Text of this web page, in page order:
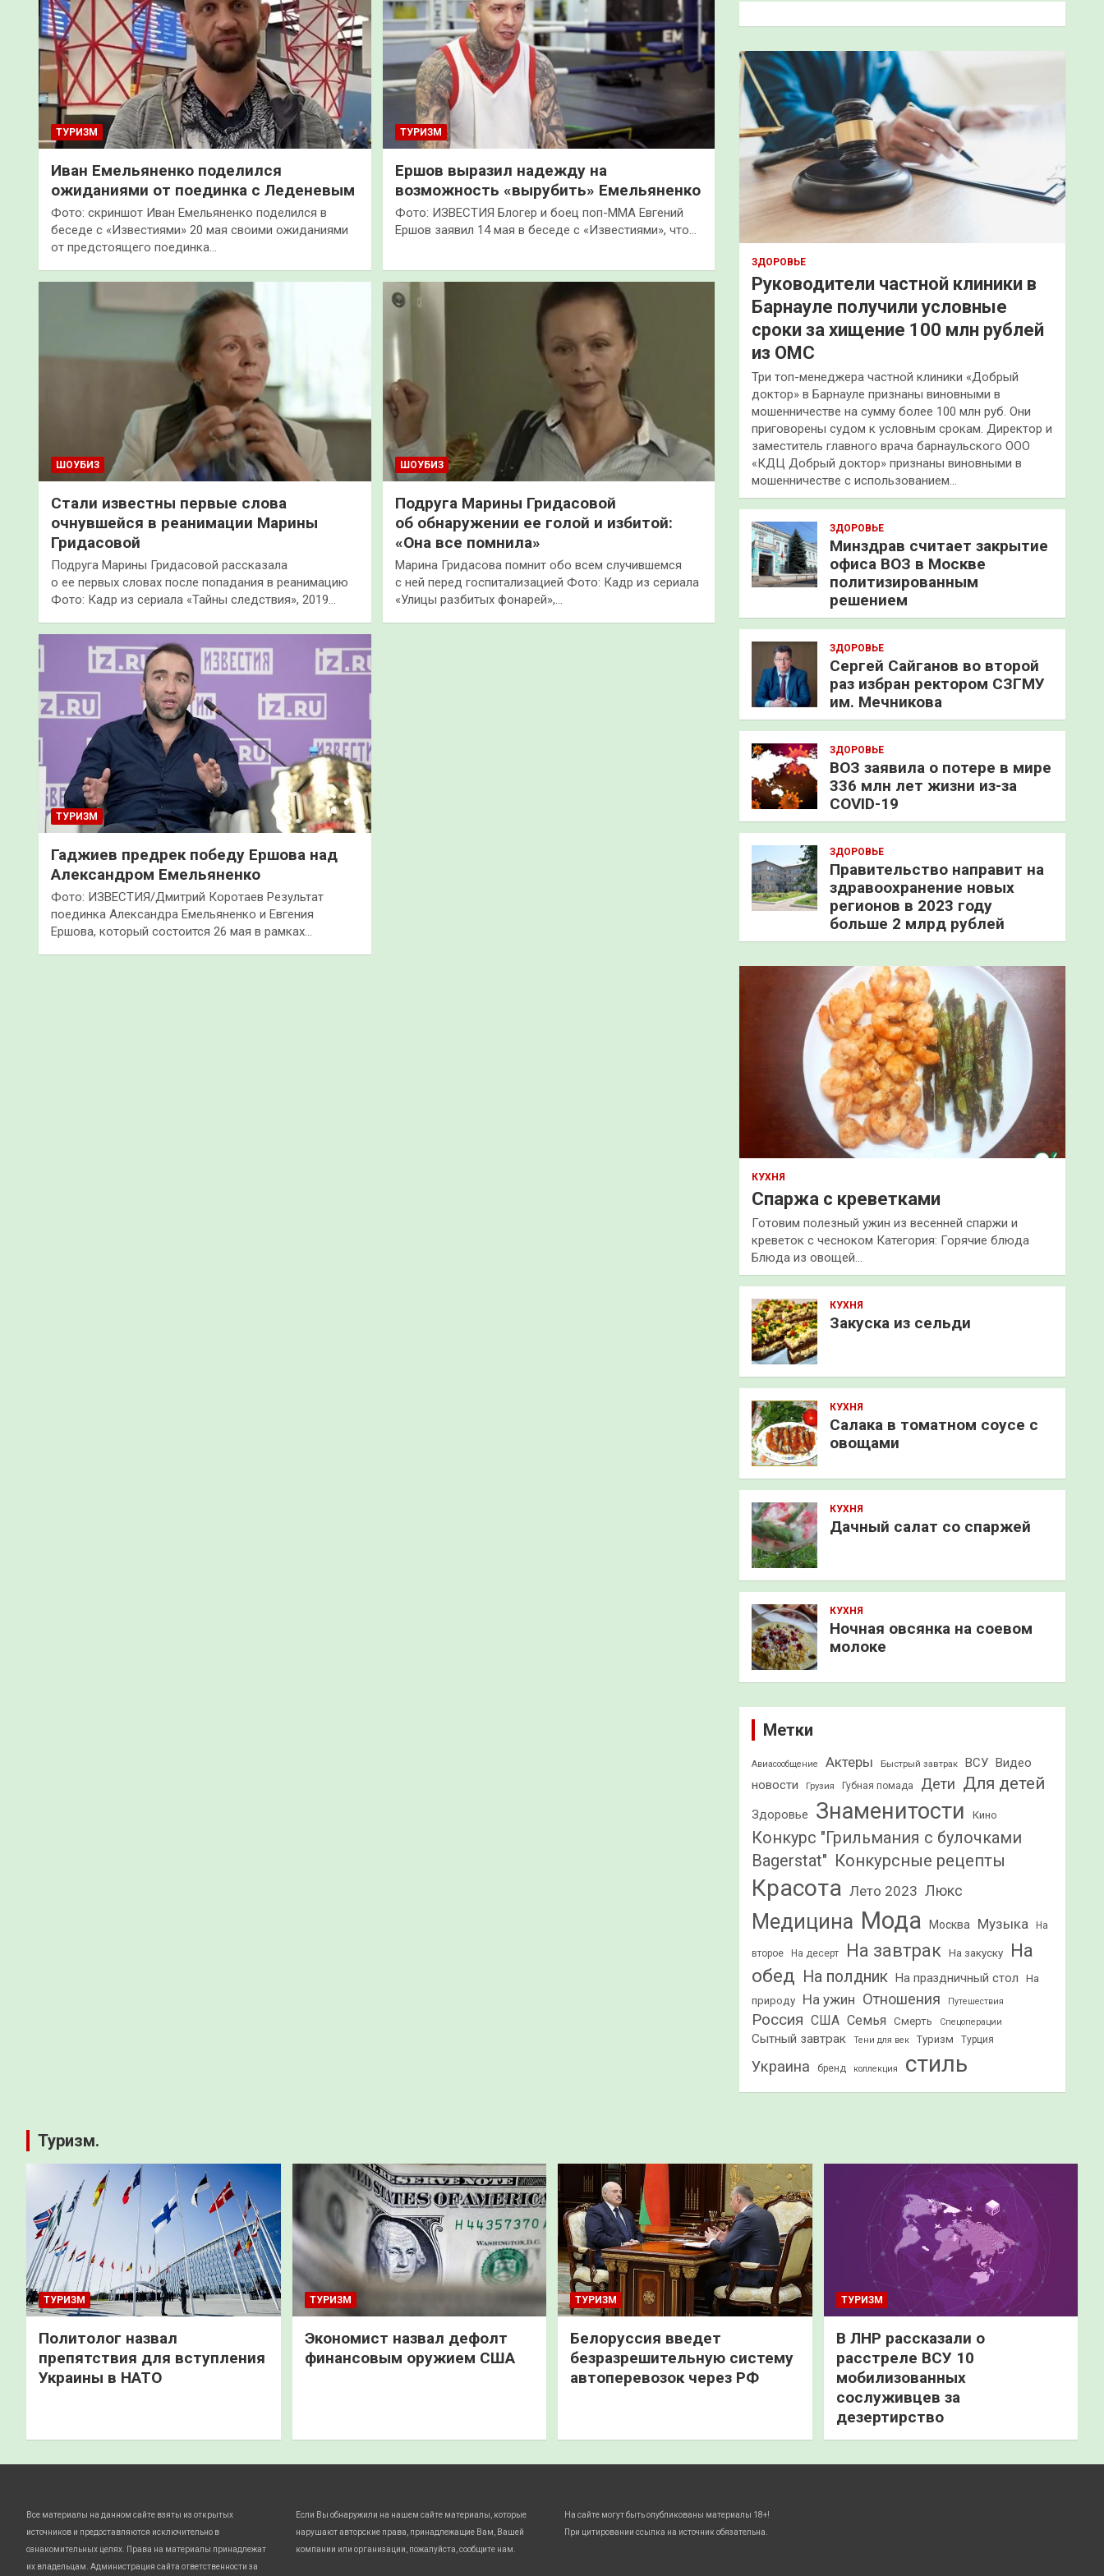
ТУРИЗМ
Иван Емельяненко поделился
ожиданиями от поединка с Леденевым
Фото: скриншот Иван Емельяненко поделился в
беседе с «Известиями» 20 мая своими ожиданиями
от предстоящего поединка…
ТУРИЗМ
Ершов выразил надежду на
возможность «вырубить» Емельяненко
Фото: ИЗВЕСТИЯ Блогер и боец поп-ММА Евгений
Ершов заявил 14 мая в беседе с «Известиями», что…
ШОУБИЗ
Стали известны первые слова
очнувшейся в реанимации Марины
Гридасовой
Подруга Марины Гридасовой рассказала
о ее первых словах после попадания в реанимацию
Фото: Кадр из сериала «Тайны следствия», 2019…
ШОУБИЗ
Подруга Марины Гридасовой
об обнаружении ее голой и избитой:
«Она все помнила»
Марина Гридасова помнит обо всем случившемся
с ней перед госпитализацией Фото: Кадр из сериала
«Улицы разбитых фонарей»,…
ТУРИЗМ
Гаджиев предрек победу Ершова над
Александром Емельяненко
Фото: ИЗВЕСТИЯ/Дмитрий Коротаев Результат
поединка Александра Емельяненко и Евгения
Ершова, который состоится 26 мая в рамках…
к
ЗДОРОВЬЕ
Руководители частной клиники в
Барнауле получили условные
сроки за хищение 100 млн рублей
из ОМС
Три топ-менеджера частной клиники «Добрый
доктор» в Барнауле признаны виновными в
мошенничестве на сумму более 100 млн руб. Они
приговорены судом к условным срокам. Директор и
заместитель главного врача барнаульского ООО
«КДЦ Добрый доктор» признаны виновными в
мошенничестве с использованием…
ЗДОРОВЬЕ
Минздрав считает закрытие
офиса ВОЗ в Москве
политизированным
решением
ЗДОРОВЬЕ
Сергей Сайганов во второй
раз избран ректором СЗГМУ
им. Мечникова
ЗДОРОВЬЕ
ВОЗ заявила о потере в мире
336 млн лет жизни из-за
COVID-19
ЗДОРОВЬЕ
Правительство направит на
здравоохранение новых
регионов в 2023 году
больше 2 млрд рублей
КУХНЯ
Спаржа с креветками
Готовим полезный ужин из весенней спаржи и
креветок с чесноком Категория: Горячие блюда
Блюда из овощей…
КУХНЯ
Закуска из сельди
КУХНЯ
Салака в томатном соусе с
овощами
КУХНЯ
Дачный салат со спаржей
КУХНЯ
Ночная овсянка на соевом
молоке
Метки
Авиасообщение Актеры Быстрый завтрак ВСУ Видео
новости
Грузия Губная помада Дети Для детей
Здоровье Знаменитости Кино
Конкурс "Грильмания с булочками
Bagerstat" Конкурсные рецепты
Красота Лето 2023 Люкс
Медицина Мода Москва Музыка На
второе На десерт На завтрак На закуску
На
обед На полдник На праздничный стол
На
природу
На ужин Отношения Путешествия
Россия США Семья Смерть Спецоперации
Сытный завтрак Тени для век Туризм Турция
Украина бренд коллекция стиль
Туризм.
ТУРИЗМ
Политолог назвал
препятствия для вступления
Украины в НАТО
ТУРИЗМ
Экономист назвал дефолт
финансовым оружием США
ТУРИЗМ
Белоруссия введет
безразрешительную систему
автоперевозок через РФ
ТУРИЗМ
В ЛНР рассказали о
расстреле ВСУ 10
мобилизованных
сослуживцев за
дезертирство
Все материалы на данном сайте взяты из открытых
источников и предоставляются исключительно в
ознакомительных целях. Права на материалы принадлежат
их владельцам. Администрация сайта ответственности за
Если Вы обнаружили на нашем сайте материалы, которые
нарушают авторские права, принадлежащие Вам, Вашей
компании или организации, пожалуйста, сообщите нам.
На сайте могут быть опубликованы материалы 18+!
При цитировании ссылка на источник обязательна.